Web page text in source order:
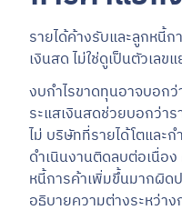
รายได้ค้างรับและลูกหนี้
เงินสด ไม่ใช่ดูเป็นตัวเลข
งบกำไรขาดทุนอาจบอก
ระแสเงินสดช่วยบอกว่า
ไม่ บริษัทที่รายได้โตและ
ดำเนินงานติดลบต่อเนื่อ
หนี้การค้าเพิ่มขึ้นมากผิด
อธิบายความต่างระหว่าง